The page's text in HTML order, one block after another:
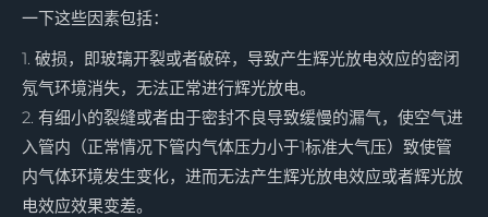
一下这些因素包括：
1. 破损，即玻璃开裂或者破碎，导致产生辉光放电效应的密闭
氖气环境消失，无法正常进行辉光放电。
2. 有细小的裂缝或者由于密封不良导致缓慢的漏气，使空气进
入管内（正常情况下管内气体压力小于1标准大气压）致使管
内气体环境发生变化，进而无法产生辉光放电效应或者辉光放
电效应效果变差。